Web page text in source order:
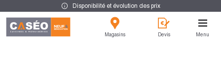
Disponibilité et évolution des prix
Magasins Devis Menu